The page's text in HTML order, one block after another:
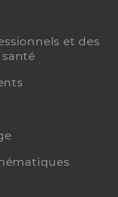
et des